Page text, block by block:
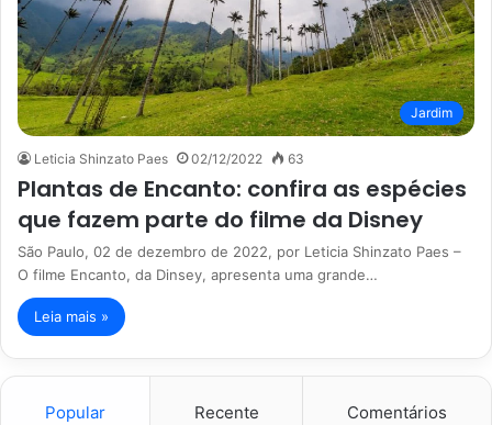
Jardim
Leticia Shinzato Paes 02/12/2022 63
Plantas de Encanto: confira as espécies
que fazem parte do filme da Disney
São Paulo, 02 de dezembro de 2022, por Leticia Shinzato Paes –
O filme Encanto, da Dinsey, apresenta uma grande…
Leia mais »
Popular Recente Comentários